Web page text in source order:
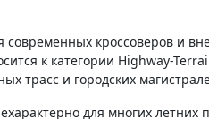
кроссоверов и
к категории Highway-
трасс и городских
для многих летних